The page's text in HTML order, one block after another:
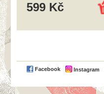
599 Kč
Facebook Instagram